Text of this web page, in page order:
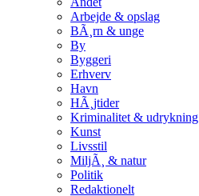
Arbejde & opslag
BÃ¸rn & unge
By
Byggeri
Erhverv
Havn
HÃ¸jtider
Kriminalitet & udrykning
Kunst
Livsstil
MiljÃ¸ & natur
Politik
Redaktionelt